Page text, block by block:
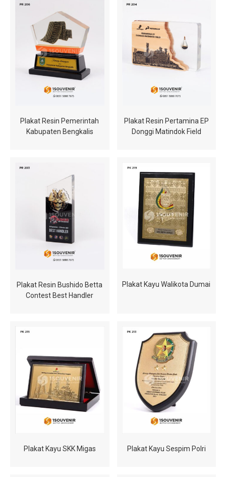
Plakat Resin Pemerintah
Kabupaten Bengkalis
Plakat Resin Pertamina EP
Donggi Matindok Field
Plakat Resin Bushido Betta
Contest Best Handler
Plakat Kayu Walikota Dumai
Plakat Kayu SKK Migas Plakat Kayu Sespim Polri